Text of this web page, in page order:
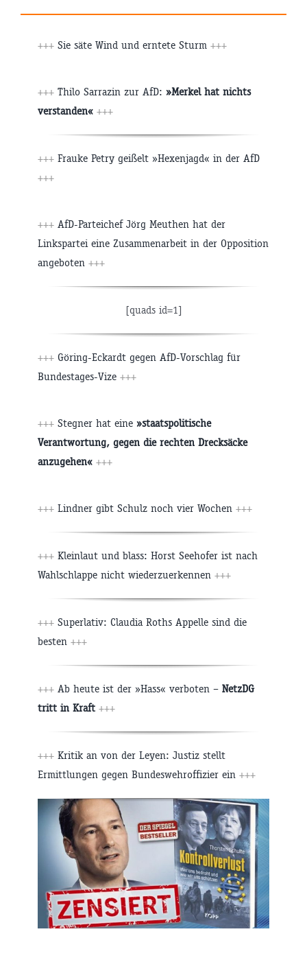
+++ Sie säte Wind und erntete Sturm +++
+++ Thilo Sarrazin zur AfD: »Merkel hat nichts
verstanden« +++
+++ Frauke Petry geißelt »Hexenjagd« in der AfD
+++
+++ AfD-Parteichef Jörg Meuthen hat der
Linkspartei eine Zusammenarbeit in der Opposition
angeboten +++
[quads id=1]
+++ Göring-Eckardt gegen AfD-Vorschlag für
Bundestages-Vize +++
+++ Stegner hat eine »staatspolitische
Verantwortung, gegen die rechten Drecksäcke
anzugehen« +++
+++ Lindner gibt Schulz noch vier Wochen +++
+++ Kleinlaut und blass: Horst Seehofer ist nach
Wahlschlappe nicht wiederzuerkennen +++
+++ Superlativ: Claudia Roths Appelle sind die
besten +++
+++ Ab heute ist der »Hass« verboten – NetzDG
tritt in Kraft +++
+++ Kritik an von der Leyen: Justiz stellt
Ermittlungen gegen Bundeswehroffizier ein +++